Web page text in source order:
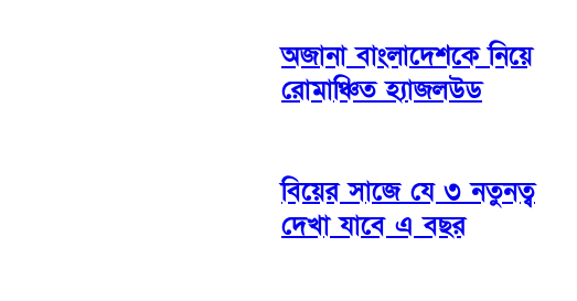
অজানা বাংলাদেশকে নিয়ে
রোমাঞ্চিত হ্যাজলউড
বিয়ের সাজে যে ৩ নতুনত্ব
দেখা যাবে এ বছর